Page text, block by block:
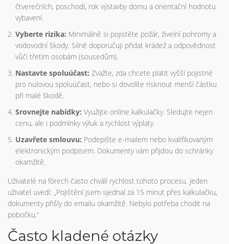
čtverečních, poschodí, rok výstavby domu a orientační hodnotu
vybavení.
Vyberte rizika: Minimálně si pojistěte požár, živelní pohromy a
vodovodní škody. Silně doporučuji přidat krádež a odpovědnost
vůči třetím osobám (sousedům).
Nastavte spoluúčast: Zvažte, zda chcete platit vyšší pojistné
pro nulovou spoluúčast, nebo si dovolíte risknout menší částku
při malé škodě.
Srovnejte nabídky: Využijte online kalkulačky. Sledujte nejen
cenu, ale i podmínky výluk a rychlost výplaty.
Uzavřete smlouvu: Podepište e-mailem nebo kvalifikovaným
elektronickým podpisem. Dokumenty vám přijdou do schránky
okamžitě.
Uživatelé na fórech často chválí rychlost tohoto procesu. Jeden
uživatel uvedl: „Pojištění jsem sjednal za 15 minut přes kalkulačku,
dokumenty přišly do emailu okamžitě. Nebylo potřeba chodit na
pobočku.“
Často kladené otázky